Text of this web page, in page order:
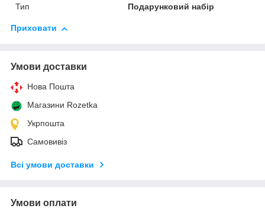
Тип
Подарунковий набір
Приховати
Умови доставки
Нова Пошта
Магазини Rozetka
Укрпошта
Самовивіз
Всі умови доставки
Умови оплати